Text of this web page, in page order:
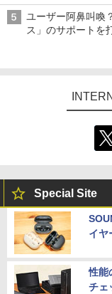
ユーザー阿鼻叫喚
ス」のサポートを
Special Site
イヤ
性能
チェ